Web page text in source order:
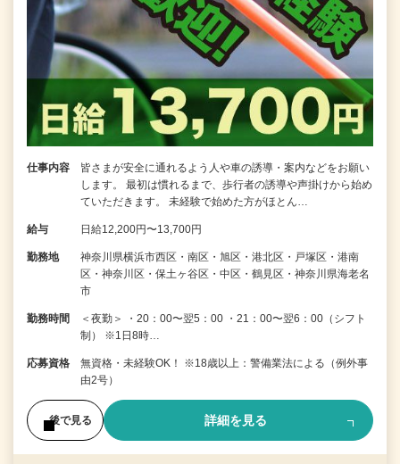
仕事内容
皆さまが安全に通れるよう人や車の誘導・案内などをお願い
します。 最初は慣れるまで、歩行者の誘導や声掛けから始め
ていただきます。 未経験で始めた方がほとん…
給与 日給12,200円〜13,700円
勤務地
神奈川県横浜市西区・南区・旭区・港北区・戸塚区・港南
区・神奈川区・保土ヶ谷区・中区・鶴見区・神奈川県海老名
市
勤務時間
＜夜勤＞ ・20：00〜翌5：00 ・21：00〜翌6：00（シフト
制） ※1日8時…
応募資格
無資格・未経験OK！ ※18歳以上：警備業法による（例外事
由2号）
後で見る 詳細を見る